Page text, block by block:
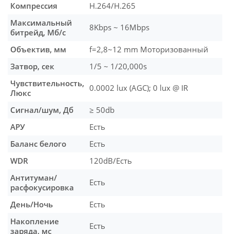
Компрессия
H.264/H.265
Максимальный
битрейд, Мб/с
8Kbps ~ 16Mbps
Объектив, мм
f=2,8~12 mm Моторизованный
Затвор, сек
1/5 ~ 1/20,000s
Чувствительность,
Люкс
0.0002 lux (AGC); 0 lux @ IR
Сигнал/шум, Дб
≥ 50db
АРУ
Есть
Баланс белого
Есть
WDR
120dB/Есть
Антитуман/
расфокусировка
Есть
День/Ночь
Есть
Накопление
заряда, мс
Есть